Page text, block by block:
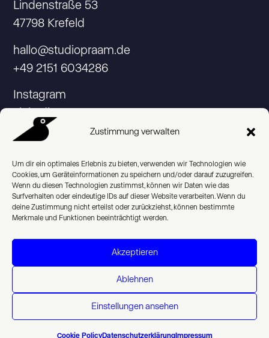
Zustimmung verwalten
Um dir ein optimales Erlebnis zu bieten, verwenden wir Technologien wie
Cookies, um Geräteinformationen zu speichern und/oder darauf zuzugreifen.
Wenn du diesen Technologien zustimmst, können wir Daten wie das
Surfverhalten oder eindeutige IDs auf dieser Website verarbeiten. Wenn du
deine Zustimmung nicht erteilst oder zurückziehst, können bestimmte
Merkmale und Funktionen beeinträchtigt werden.
Akzeptieren
Ablehnen
Einstellungen ansehen
Cookie PolicyDatenschutzerklärungImpressum
Lindenstraße 53
47798 Krefeld
hallo@studiopraam.de
+49 2151 6034286
Instagram
© 2026 Studio Praam
Impressum